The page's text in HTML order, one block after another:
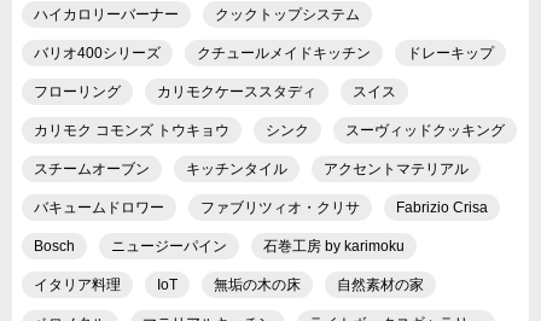
ハイカロリーバーナー クックトップシステム
バリオ400シリーズ クチュールメイドキッチン ドレーキップ
フローリング カリモクケーススタディ スイス
カリモク コモンズ トウキョウ シンク スーヴィッドクッキング
スチームオーブン キッチンタイル アクセントマテリアル
バキュームドロワー ファブリツィオ・クリサ Fabrizio Crisa
Bosch ニュージーパイン 石巻工房 by karimoku
イタリア料理 IoT 無垢の木の床 自然素材の家